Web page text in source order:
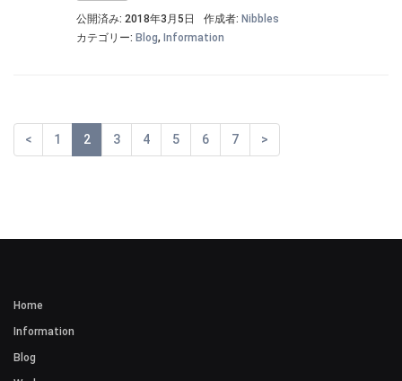
公開済み: 2018年3月5日 作成者: Nibbles
カテゴリー: Blog, Information
< 1 2 3 4 5 6 7 >
Home
Information
Blog